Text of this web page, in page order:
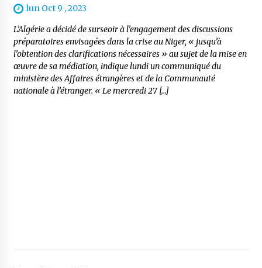
lun Oct 9 , 2023
L’Algérie a décidé de surseoir à l’engagement des discussions
préparatoires envisagées dans la crise au Niger, « jusqu’à
l’obtention des clarifications nécessaires » au sujet de la mise en
œuvre de sa médiation, indique lundi un communiqué du
ministère des Affaires étrangères et de la Communauté
nationale à l’étranger. « Le mercredi 27 […]